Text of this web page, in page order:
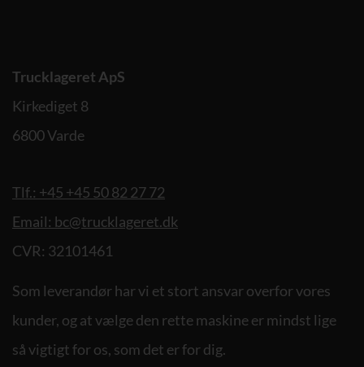
Trucklageret ApS
Kirkediget 8
6800 Varde
Tlf.: +45 +45 50 82 27 72
Email: bc@trucklageret.dk
CVR: 32101461
Som leverandør har vi et stort ansvar overfor vores
kunder, og at vælge den rette maskine er mindst lige
så vigtigt for os, som det er for dig.